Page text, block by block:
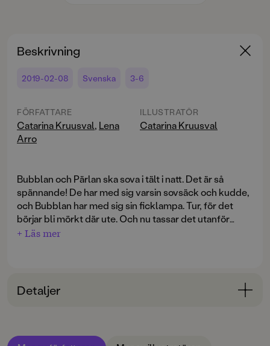
Beskrivning
2019-02-08 Svenska 3-6
FÖRFATTARE
Catarina Kruusval, Lena
Arro
ILLUSTRATÖR
Catarina Kruusval
Bubblan och Pärlan ska sova i tält i natt. Det är så
spännande! De har med sig varsin sovsäck och kudde,
och Bubblan har med sig sin ficklampa. Tur, för det
börjar bli mörkt där ute. Och nu tassar det utanför
tältet - är det någon som vill komma in?
+ Läs mer
Detaljer
ÅLDERSGRUPP